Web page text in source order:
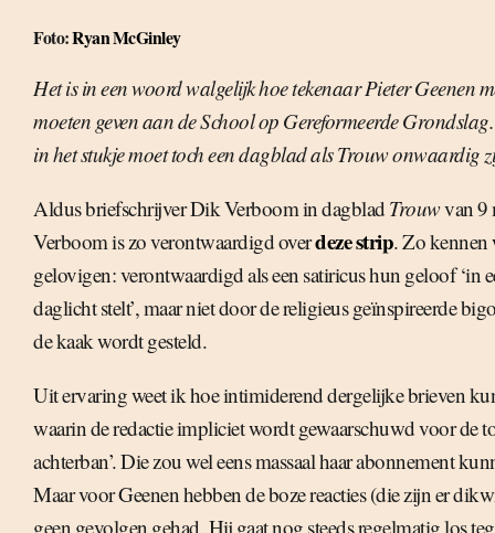
Foto:Ryan McGinley
Het is in een woord walgelijk hoe tekenaar Pieter Geenen
moeten geven aan de School op Gereformeerde
in het stukje moet toch een dagblad als Trouw onwaardig
Aldus briefschrijver Dik Verboom in dagblad Trouwvan 9
Verboom is zo verontwaardigd overdeze strip. Zo kennen
gelovigen: verontwaardigd als een satiricus hun geloof ‘in
daglicht stelt’, maar niet door de religieus geïnspireerde
de kaak wordt gesteld.
Uit ervaring weet ik hoe intimiderend dergelijke brieven
waarin de redactie impliciet wordt gewaarschuwd voor de
achterban’. Die zou wel eens massaal haar abonnement
Maar voor Geenen hebben de boze reacties (die zijn er
geen gevolgen gehad. Hij gaat nog steeds regelmatig los